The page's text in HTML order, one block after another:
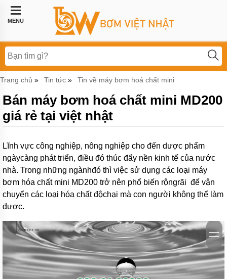
MENU
Trang
chủ
công
nghiệp
thực
BƠM
LI
TÂM
BƠM
MÀNG
KHÍ
NÉN
khí
hóa
lỏng,
bơm
khí
amoniac
Bơm
hóa
chất
Trang chủ » Tin tức » Tin về máy bơm hoá chất mini
Bán máy bơm hoá chất mini MD200
giá rẻ tại việt nhật
Lĩnh vực công nghiệp, nông nghiệp cho đến dược phẩm
ngàycàng phát triển, điều đó thúc đẩy nền kinh tế của nước
nhà. Trong những ngànhđó thì việc sử dụng các loại máy
bơm hóa chất mini MD200 trở nên phổ biến rộngrãi để vận
chuyển các loại hóa chất độchại mà con người không thể làm
được.